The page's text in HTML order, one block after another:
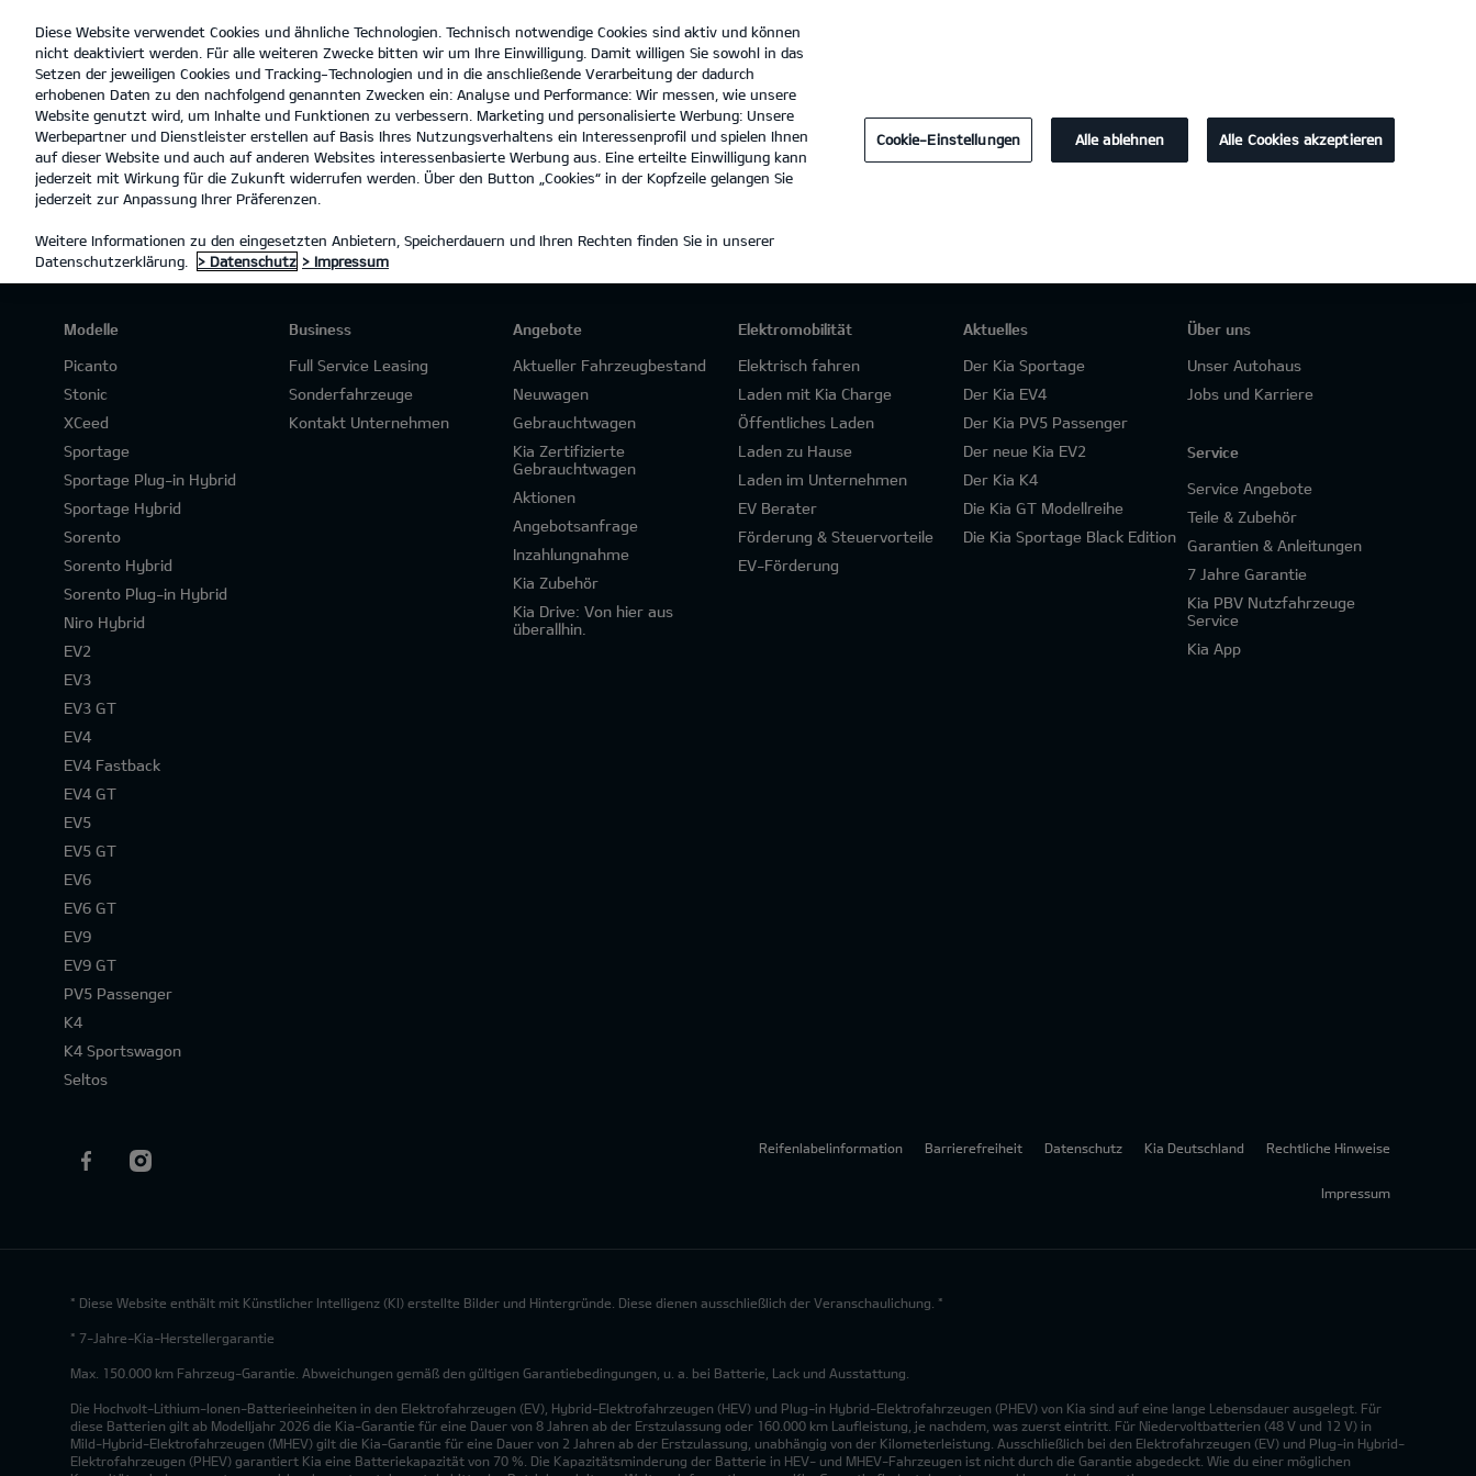
open
menu
Autohaus Möller GmbH Tel. :0361 - 54122200
AKTUELLER FAHRZEUGBESTAND
Modelle
Picanto
Stonic
XCeed
Sportage
Sportage Plug-in Hybrid
Sportage Hybrid
Sorento
Sorento Hybrid
Sorento Plug-in Hybrid
Niro Hybrid
EV2
EV3
EV3 GT
EV4
EV4 Fastback
EV4 GT
EV5
EV5 GT
EV6
EV6 GT
EV9
EV9 GT
PV5 Passenger
K4
K4 Sportswagon
Seltos
Business
Full Service Leasing
Sonderfahrzeuge
Kontakt Unternehmen
Angebote
Aktueller Fahrzeugbestand
Neuwagen
Gebrauchtwagen
Kia Zertifizierte
Gebrauchtwagen
Aktionen
Angebotsanfrage
Inzahlungnahme
Kia Zubehör
Kia Drive: Von hier aus
überallhin.
Elektromobilität
Elektrisch fahren
Laden mit Kia Charge
Öffentliches Laden
Laden zu Hause
Laden im Unternehmen
EV Berater
Förderung & Steuervorteile
EV-Förderung
Aktuelles
Der Kia Sportage
Der Kia EV4
Der Kia PV5 Passenger
Der neue Kia EV2
Der Kia K4
Die Kia GT Modellreihe
Die Kia Sportage Black Edition
Über uns
Unser Autohaus
Jobs und Karriere
Service
Service Angebote
Teile & Zubehör
Garantien & Anleitungen
7 Jahre Garantie
Kia PBV Nutzfahrzeuge
Service
Kia App
Reifenlabelinformation Barrierefreiheit Datenschutz Kia Deutschland Rechtliche Hinweise
Impressum
* Diese Website enthält mit Künstlicher Intelligenz (KI) erstellte Bilder und Hintergründe. Diese dienen ausschließlich der Veranschaulichung. *
* 7-Jahre-Kia-Herstellergarantie
Max. 150.000 km Fahrzeug-Garantie. Abweichungen gemäß den gültigen Garantiebedingungen, u. a. bei Batterie, Lack und Ausstattung.
Die Hochvolt-Lithium-Ionen-Batterieeinheiten in den Elektrofahrzeugen (EV), Hybrid-Elektrofahrzeugen (HEV) und Plug-in Hybrid-Elektrofahrzeugen (PHEV) von Kia sind auf eine lange Lebensdauer ausgelegt. Für
diese Batterien gilt ab Modelljahr 2026 die Kia-Garantie für eine Dauer von 8 Jahren ab der Erstzulassung oder 160.000 km Laufleistung, je nachdem, was zuerst eintritt. Für Niedervoltbatterien (48 V und 12 V) in
Mild-Hybrid-Elektrofahrzeugen (MHEV) gilt die Kia-Garantie für eine Dauer von 2 Jahren ab der Erstzulassung, unabhängig von der Kilometerleistung. Ausschließlich bei den Elektrofahrzeugen (EV) und Plug-in Hybrid-
Elektrofahrzeugen (PHEV) garantiert Kia eine Batteriekapazität von 70 %. Die Kapazitätsminderung der Batterie in HEV- und MHEV-Fahrzeugen ist nicht durch die Garantie abgedeckt. Wie du einer möglichen
Diese Website verwendet Cookies und ähnliche Technologien. Technisch notwendige Cookies sind aktiv und können
nicht deaktiviert werden. Für alle weiteren Zwecke bitten wir um Ihre Einwilligung. Damit willigen Sie sowohl in das
Setzen der jeweiligen Cookies und Tracking-Technologien und in die anschließende Verarbeitung der dadurch
erhobenen Daten zu den nachfolgend genannten Zwecken ein: Analyse und Performance: Wir messen, wie unsere
Website genutzt wird, um Inhalte und Funktionen zu verbessern. Marketing und personalisierte Werbung: Unsere
Werbepartner und Dienstleister erstellen auf Basis Ihres Nutzungsverhaltens ein Interessenprofil und spielen Ihnen
auf dieser Website und auch auf anderen Websites interessenbasierte Werbung aus. Eine erteilte Einwilligung kann
jederzeit mit Wirkung für die Zukunft widerrufen werden. Über den Button „Cookies“ in der Kopfzeile gelangen Sie
jederzeit zur Anpassung Ihrer Präferenzen.
Weitere Informationen zu den eingesetzten Anbietern, Speicherdauern und Ihren Rechten finden Sie in unserer
Datenschutzerklärung.
> Datenschutz > Impressum
Cookie-Einstellungen Alle ablehnen Alle Cookies akzeptieren